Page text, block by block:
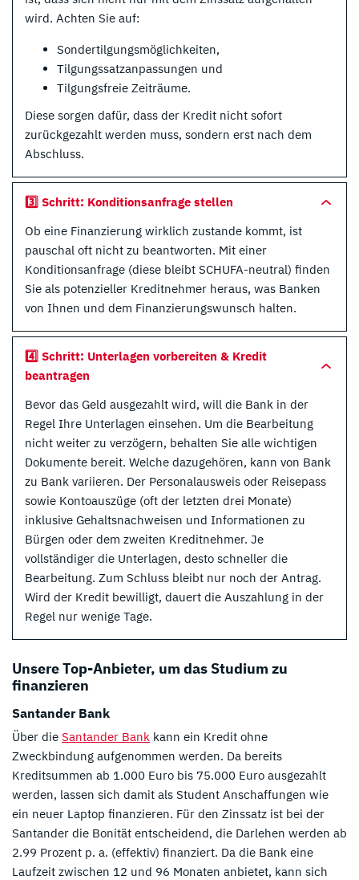
wird. Achten Sie auf:
Sondertilgungsmöglichkeiten,
Tilgungssatzanpassungen und
Tilgungsfreie Zeiträume.
Diese sorgen dafür, dass der Kredit nicht sofort
zurückgezahlt werden muss, sondern erst nach dem
Abschluss.
3️⃣ Schritt: Konditionsanfrage stellen
Ob eine Finanzierung wirklich zustande kommt, ist
pauschal oft nicht zu beantworten. Mit einer
Konditionsanfrage (diese bleibt SCHUFA-neutral) finden
Sie als potenzieller Kreditnehmer heraus, was Banken
von Ihnen und dem Finanzierungswunsch halten.
4️⃣ Schritt: Unterlagen vorbereiten & Kredit
beantragen
Bevor das Geld ausgezahlt wird, will die Bank in der
Regel Ihre Unterlagen einsehen. Um die Bearbeitung
nicht weiter zu verzögern, behalten Sie alle wichtigen
Dokumente bereit. Welche dazugehören, kann von Bank
zu Bank variieren. Der Personalausweis oder Reisepass
sowie Kontoauszüge (oft der letzten drei Monate)
inklusive Gehaltsnachweisen und Informationen zu
Bürgen oder dem zweiten Kreditnehmer. Je
vollständiger die Unterlagen, desto schneller die
Bearbeitung. Zum Schluss bleibt nur noch der Antrag.
Wird der Kredit bewilligt, dauert die Auszahlung in der
Regel nur wenige Tage.
Unsere Top-Anbieter, um das Studium zu
finanzieren
Santander Bank
Über die Santander Bank kann ein Kredit ohne
Zweckbindung aufgenommen werden. Da bereits
Kreditsummen ab 1.000 Euro bis 75.000 Euro ausgezahlt
werden, lassen sich damit als Student Anschaffungen wie
ein neuer Laptop finanzieren. Für den Zinssatz ist bei der
Santander die Bonität entscheidend, die Darlehen werden ab
2.99 Prozent p. a. (effektiv) finanziert. Da die Bank eine
Laufzeit zwischen 12 und 96 Monaten anbietet, kann sich